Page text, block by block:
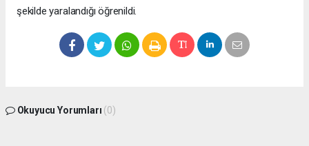
şekilde yaralandığı öğrenildi.
Okuyucu Yorumları (0)